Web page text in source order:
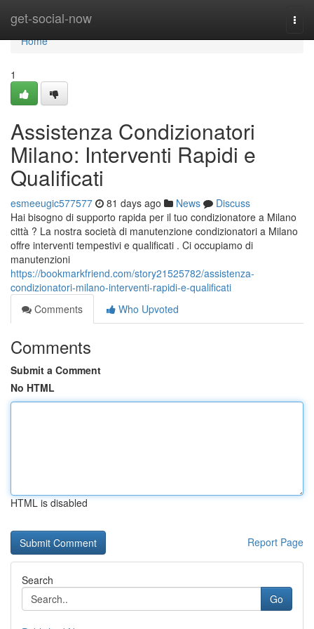
get-social-now
Home
Home
1
Assistenza Condizionatori
Milano: Interventi Rapidi e
Qualificati
esmeeugic577577 81 days ago News
Discuss
Hai bisogno di supporto rapida per il tuo condizionatore a Milano
città ? La nostra società di manutenzione condizionatori a Milano
offre interventi tempestivi e qualificati . Ci occupiamo di
manutenzioni
https://bookmarkfriend.com/story21525782/assistenza-
condizionatori-milano-interventi-rapidi-e-qualificati
Comments
Who Upvoted
Comments
Submit a Comment
No HTML
HTML is disabled
Report Page
Search
Go